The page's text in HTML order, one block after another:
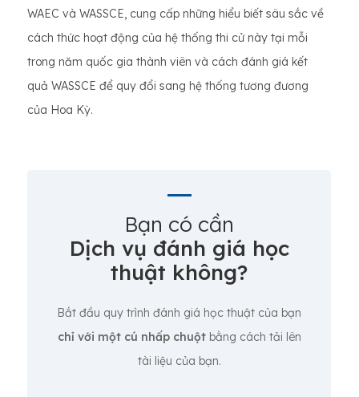
WAEC và WASSCE, cung cấp những hiểu biết sâu sắc về
cách thức hoạt động của hệ thống thi cử này tại mỗi
trong năm quốc gia thành viên và cách đánh giá kết
quả WASSCE để quy đổi sang hệ thống tương đương
của Hoa Kỳ.
Bạn có cần
Dịch vụ đánh giá học
thuật không?
Bắt đầu quy trình đánh giá học thuật của bạn
chỉ với một cú nhấp chuộtbằng cách tải lên
tài liệu của bạn.